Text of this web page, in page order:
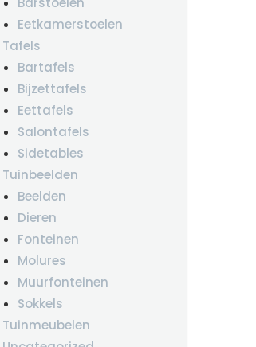
Eetkamerstoelen
Tafels
Bartafels
Bijzettafels
Eettafels
Salontafels
Sidetables
Tuinbeelden
Beelden
Dieren
Fonteinen
Molures
Muurfonteinen
Sokkels
Tuinmeubelen